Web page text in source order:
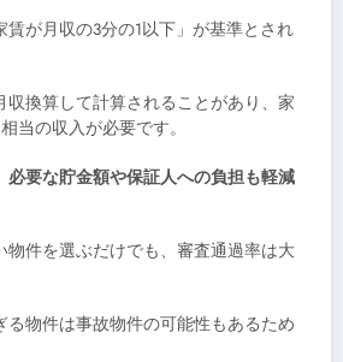
が月収の3分の1以下」が基準とされ
収換算して計算されることがあり、家
当の収入が必要です。
必要な貯金額や保証人への負担も軽減
物件を選ぶだけでも、審査通過率は大
る物件は事故物件の可能性もあるため